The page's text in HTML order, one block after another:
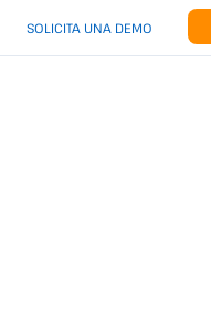
SOLICITA UNA DEMO